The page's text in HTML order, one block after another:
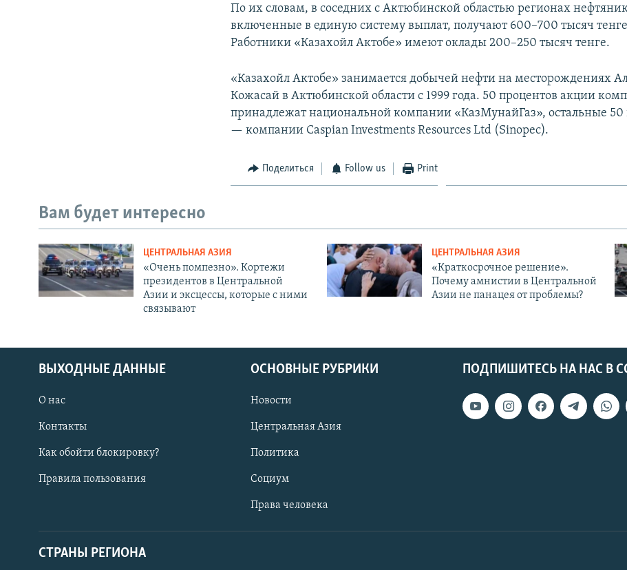
По их словам, в соседних с Актюбинской областью регионах
включенные в единую систему выплат, получают 600–700 тысяч
Работники «Казахойл Актобе» имеют оклады 200–250 тысяч тенге.
«Казахойл Актобе» занимается добычей нефти на месторождениях
Кожасай в Актюбинской области с 1999 года. 50 процентов акции
принадлежат национальной компании «КазМунайГаз», остальные 50
— компании Caspian Investments Resources Ltd (Sinopec).
Поделиться Follow us Print
Вам будет интересно
ЦЕНТРАЛЬНАЯ АЗИЯ
«Очень помпезно». Кортежи
президентов в Центральной
Азии и эксцессы, которые с ними
связывают
ЦЕНТРАЛЬНАЯ АЗИЯ
«Краткосрочное решение».
Почему амнистии в Центральной
Азии не панацея от проблемы?
ПОДПИШИТЕСЬ НА НАС В
ВЫХОДНЫЕ ДАННЫЕ
О нас
Контакты
Как обойти блокировку?
Правила пользования
ОСНОВНЫЕ РУБРИКИ
Новости
Центральная Азия
Политика
Социум
Права человека
СТРАНЫ РЕГИОНА